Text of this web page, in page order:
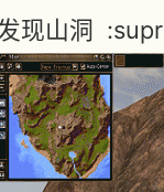
现山洞